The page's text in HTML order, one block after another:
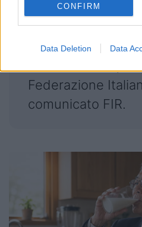
CONFIRM
Data Deletion Data
lungo termine
beneficio
nostro rugby” ha
Federazione
comunicato FIR.